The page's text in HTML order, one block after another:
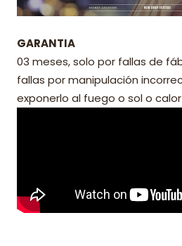
GARANTIA
03 meses, solo por fallas de
fallas por manipulación
exponerlo al fuego o sol o